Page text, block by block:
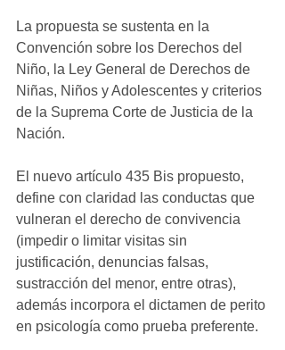
La propuesta se sustenta en la
Convención sobre los Derechos del
Niño, la Ley General de Derechos de
Niñas, Niños y Adolescentes y criterios
de la Suprema Corte de Justicia de la
Nación.
El nuevo artículo 435 Bis propuesto,
define con claridad las conductas que
vulneran el derecho de convivencia
(impedir o limitar visitas sin
justificación, denuncias falsas,
sustracción del menor, entre otras),
además incorpora el dictamen de perito
en psicología como prueba preferente.